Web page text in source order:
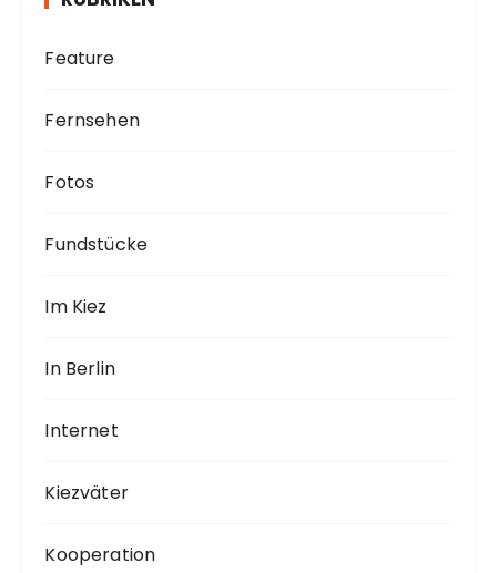
Feature
Fernsehen
Fotos
Fundstücke
Im Kiez
In Berlin
Internet
Kiezväter
Kooperation